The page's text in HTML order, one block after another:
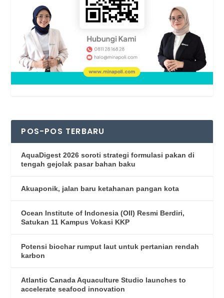
POS-POS TERBARU
AquaDigest 2026 soroti strategi formulasi pakan di
tengah gejolak pasar bahan baku
Akuaponik, jalan baru ketahanan pangan kota
Ocean Institute of Indonesia (OII) Resmi Berdiri,
Satukan 11 Kampus Vokasi KKP
Potensi biochar rumput laut untuk pertanian rendah
karbon
Atlantic Canada Aquaculture Studio launches to
accelerate seafood innovation